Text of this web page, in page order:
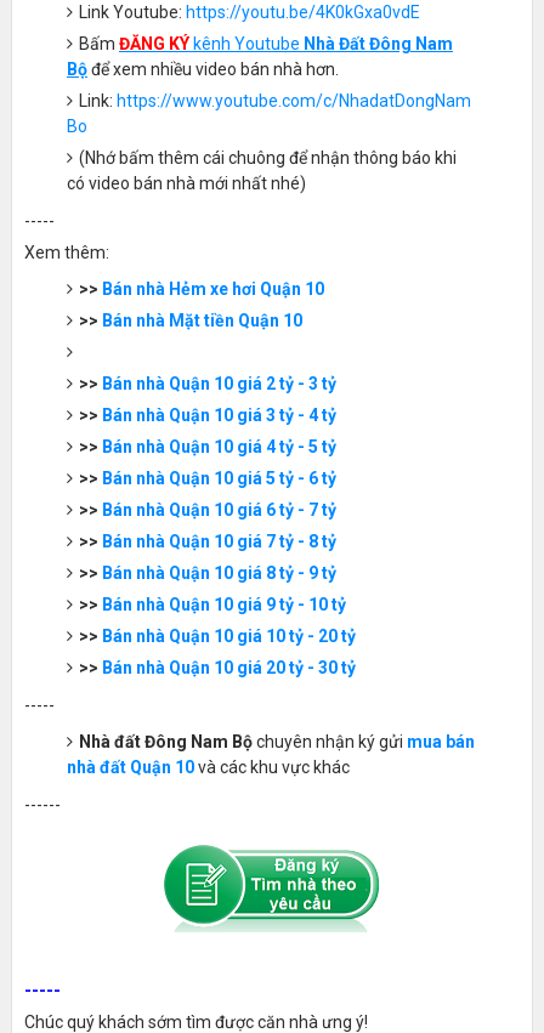
Link Youtube: https://youtu.be/4K0kGxa0vdE
Bấm ĐĂNG KÝ kênh Youtube Nhà Đất Đông Nam
Bộđể xem nhiều video bán nhà hơn.
Link: https://www.youtube.com/c/NhadatDongNam
Bo
(Nhớ bấm thêm cái chuông để nhận thông báo khi
có video bán nhà mới nhất nhé)
-----
Xem thêm:
>> Bán nhà Hẻm xe hơi Quận 10
>> Bán nhà Mặt tiền Quận 10
>> Bán nhà Quận 10 giá 2 tỷ - 3 tỷ
>> Bán nhà Quận 10 giá 3 tỷ - 4 tỷ
>> Bán nhà Quận 10 giá 4 tỷ - 5 tỷ
>> Bán nhà Quận 10 giá 5 tỷ - 6 tỷ
>> Bán nhà Quận 10 giá 6 tỷ - 7 tỷ
>> Bán nhà Quận 10 giá 7 tỷ - 8 tỷ
>> Bán nhà Quận 10 giá 8 tỷ - 9 tỷ
>> Bán nhà Quận 10 giá 9 tỷ - 10 tỷ
>> Bán nhà Quận 10 giá 10 tỷ - 20 tỷ
>> Bán nhà Quận 10 giá 20 tỷ - 30 tỷ
-----
Nhà đất Đông Nam Bộchuyên nhận ký gửi mua bán
nhà đất Quận 10và các khu vực khác
------
-----
Chúc quý khách sớm tìm được căn nhà ưng ý!